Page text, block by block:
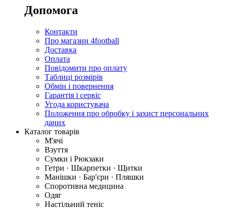
Допомога
Контакти
Про магазин 4football
Доставка
Оплата
Повідомити про оплату
Таблиці розмірів
Обмін і повернення
Гарантія і сервіс
Угода користувача
Положення про обробку і захист персональних
даних
Каталог товарів
М'ячі
Взуття
Сумки і Рюкзаки
Гетри · Шкарпетки · Щитки
Манішки · Бар'єри · Пляшки
Споротивна медицина
Одяг
Настільний теніс